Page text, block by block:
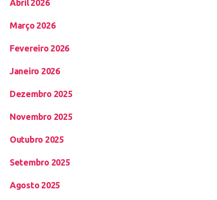
Abril 2026
Março 2026
Fevereiro 2026
Janeiro 2026
Dezembro 2025
Novembro 2025
Outubro 2025
Setembro 2025
Agosto 2025